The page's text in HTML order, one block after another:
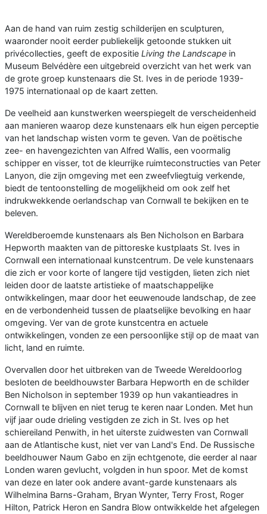
Aan de hand van ruim zestig schilderijen en sculpturen,
waaronder nooit eerder publiekelijk getoonde stukken uit
privécollecties, geeft de expositie Living the Landscape in
Museum Belvédère een uitgebreid overzicht van het werk van
de grote groep kunstenaars die St. Ives in de periode 1939-
1975 internationaal op de kaart zetten.
De veelheid aan kunstwerken weerspiegelt de verscheidenheid
aan manieren waarop deze kunstenaars elk hun eigen perceptie
van het landschap wisten vorm te geven. Van de poëtische
zee- en havengezichten van Alfred Wallis, een voormalig
schipper en visser, tot de kleurrijke ruimteconstructies van Peter
Lanyon, die zijn omgeving met een zweefvliegtuig verkende,
biedt de tentoonstelling de mogelijkheid om ook zelf het
indrukwekkende oerlandschap van Cornwall te bekijken en te
beleven.
Wereldberoemde kunstenaars als Ben Nicholson en Barbara
Hepworth maakten van de pittoreske kustplaats St. Ives in
Cornwall een internationaal kunstcentrum. De vele kunstenaars
die zich er voor korte of langere tijd vestigden, lieten zich niet
leiden door de laatste artistieke of maatschappelijke
ontwikkelingen, maar door het eeuwenoude landschap, de zee
en de verbondenheid tussen de plaatselijke bevolking en haar
omgeving. Ver van de grote kunstcentra en actuele
ontwikkelingen, vonden ze een persoonlijke stijl op de maat van
licht, land en ruimte.
Overvallen door het uitbreken van de Tweede Wereldoorlog
besloten de beeldhouwster Barbara Hepworth en de schilder
Ben Nicholson in september 1939 op hun vakantieadres in
Cornwall te blijven en niet terug te keren naar Londen. Met hun
vijf jaar oude drieling vestigden ze zich in St. Ives op het
schiereiland Penwith, in het uiterste zuidwesten van Cornwall
aan de Atlantische kust, niet ver van Land's End. De Russische
beeldhouwer Naum Gabo en zijn echtgenote, die eerder al naar
Londen waren gevlucht, volgden in hun spoor. Met de komst
van deze en later ook andere avant-garde kunstenaars als
Wilhelmina Barns-Graham, Bryan Wynter, Terry Frost, Roger
Hilton, Patrick Heron en Sandra Blow ontwikkelde het afgelegen